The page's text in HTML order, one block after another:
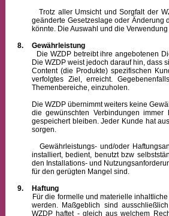
Trotz aller Umsicht und Sorgfalt der
geänderte Gesetzeslage oder Änderung
könnte. Die Auswahl und die
8.
Gewährleistung
Die WZDP betreibt ihre angebotenen
Die WZDP weist jedoch darauf hin, dass
Content (die Produkte) spezifischen
verfolgtes Ziel, erreicht.
Themenbereiche, einzuholen.
Die WZDP übernimmt weiters keine
die gewünschten Verbindungen
gespeichert bleiben. Jeder Kunde hat
sorgen.
Gewährleistungs- und/oder
installiert, bedient, benutzt bzw
den Installations- und
für den gerügten Mangel sind.
9.
Haftung
Für die formelle und materielle
werden. Maßgeblich sind
WZDP haftet - gleich aus welchem